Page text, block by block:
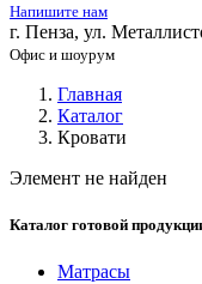
Напишите нам
г. Пенза, ул.
Офис и шоурум
Главная
Каталог
Кровати
Элемент не найден
Каталог готовой
Матрасы